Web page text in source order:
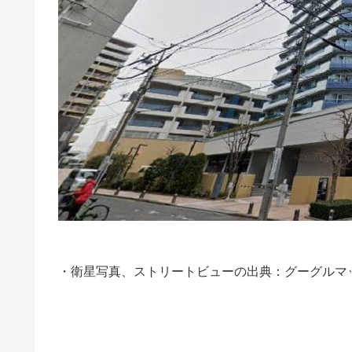
・衛星写真、ストリートビューの出典：グーグルマ